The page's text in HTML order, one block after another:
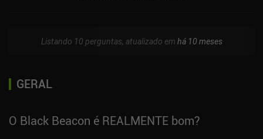
Listando 10 perguntas, atualizado em há 10 meses
GERAL
O Black Beacon é REALMENTE bom?